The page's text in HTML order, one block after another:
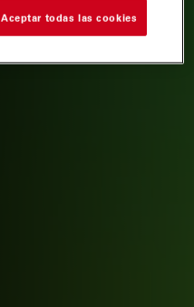
Aceptar todas las cookies